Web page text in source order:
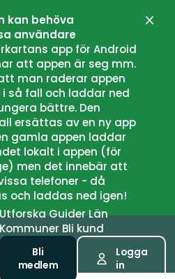
kan behöva
användare
app för Android
att appen är seg mm.
man raderar appen
så fall och laddar ned
bättre. Den
ersättas av en ny app
gamla appen laddar
lokalt i appen (för
men det innebär att
telefoner - då
och laddas ned igen!
UtforskaGuiderLän
Kommuner Bli kund
Bli
medlem
Logga
in